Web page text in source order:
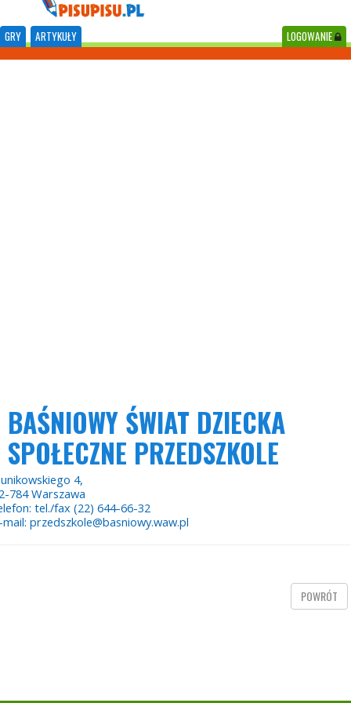
GRY ARTYKUŁY LOGOWANIE
BAŚNIOWY ŚWIAT DZIECKA
SPOŁECZNE PRZEDSZKOLE
4,
784 Warszawa
tel./fax (22) 644-66-32
przedszkole@basniowy.waw.pl
POWRÓT